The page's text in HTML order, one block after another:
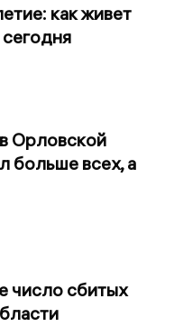
как живет
Орловской
больше всех, а
число сбитых